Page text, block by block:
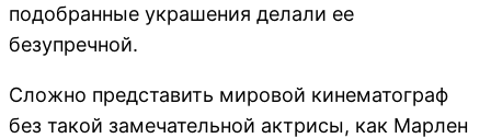
подобранные украшения делали ее
безупречной.
Сложно представить мировой кинематограф
без такой замечательной актрисы, как Марлен